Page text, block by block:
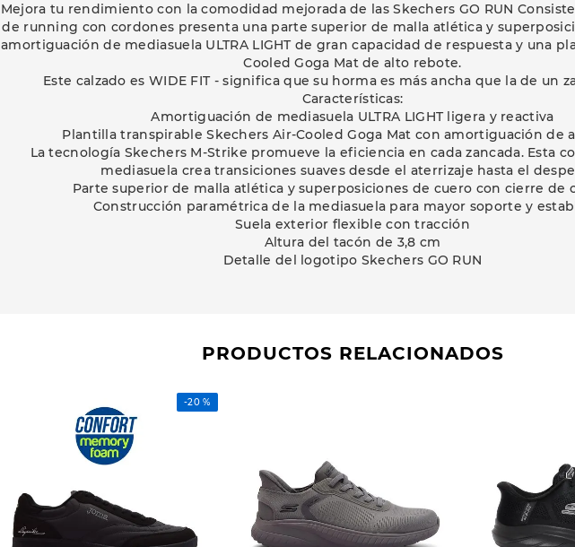
Mejora tu rendimiento con la comodidad mejorada de las Skechers GO RUN
de running con cordones presenta una parte superior de malla atlética y
amortiguación de mediasuela ULTRA LIGHT de gran capacidad de respuesta y una
Cooled Goga Mat de alto rebote.
Este calzado es WIDE FIT - significa que su horma es más ancha que la de un
Características:
Amortiguación de mediasuela ULTRA LIGHT ligera y reactiva
Plantilla transpirable Skechers Air-Cooled Goga Mat con amortiguación de
La tecnología Skechers M-Strike promueve la eficiencia en cada zancada. Esta
mediasuela crea transiciones suaves desde el aterrizaje hasta el
Parte superior de malla atlética y superposiciones de cuero con cierre de
Construcción paramétrica de la mediasuela para mayor soporte y
Suela exterior flexible con tracción
Altura del tacón de 3,8 cm
Detalle del logotipo Skechers GO RUN
PRODUCTOS RELACIONADOS
-20 %